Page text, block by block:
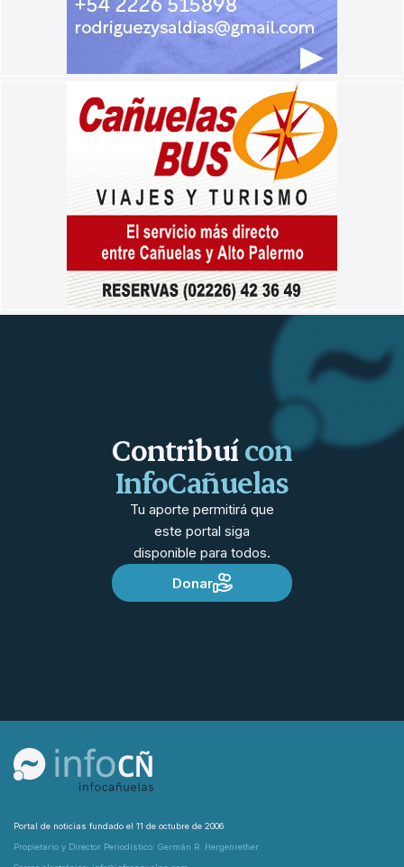
Contribuícon
InfoCañuelas
Tu aporte permitirá que
este portal siga
disponible para todos.
Donar
Portal de noticias fundado el 11 de octubre de 2006
Propietario y Director Periodístico: Germán R. Hergenrether